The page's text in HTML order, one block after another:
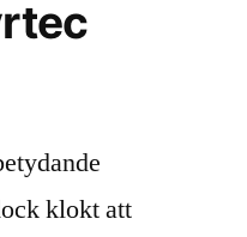
klokt att